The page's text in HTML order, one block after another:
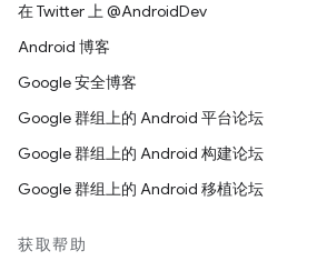
在 Twitter 上 @AndroidDev
Android 博客
Google 安全博客
Google 群组上的 Android 平台论坛
Google 群组上的 Android 构建论坛
Google 群组上的 Android 移植论坛
获取帮助